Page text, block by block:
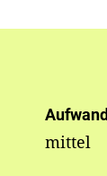
Aufwand
mittel